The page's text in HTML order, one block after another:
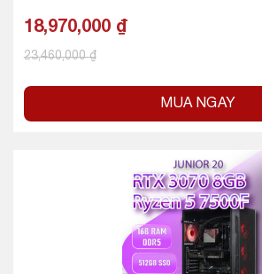
18,970,000 ₫
23,460,000₫
MUA NGAY